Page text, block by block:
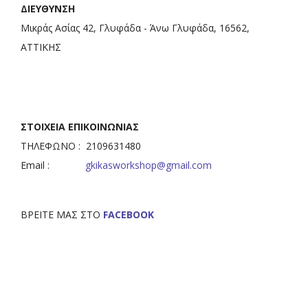
ΔΙΕΥΘΥΝΣΗ
Μικράς Ασίας 42, Γλυφάδα - Άνω Γλυφάδα, 16562,
ΑΤΤΙΚΗΣ
ΣΤΟΙΧΕΙΑ ΕΠΙΚΟΙΝΩΝΙΑΣ
ΤΗΛΕΦΩΝΟ : 2109631480
Email : gkikasworkshop@gmail.com
ΒΡΕΙΤΕ ΜΑΣ ΣΤΟ FACEBOOK